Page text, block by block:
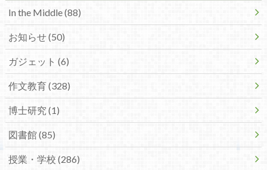
In the Middle (88)
お知らせ (50)
ガジェット (6)
作文教育 (328)
博士研究 (1)
図書館 (85)
授業・学校 (286)